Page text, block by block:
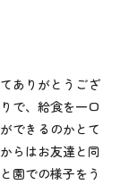
ありがとうござ
で、給食を一口
できるのかとて
らはお友達と同
園での様子をう